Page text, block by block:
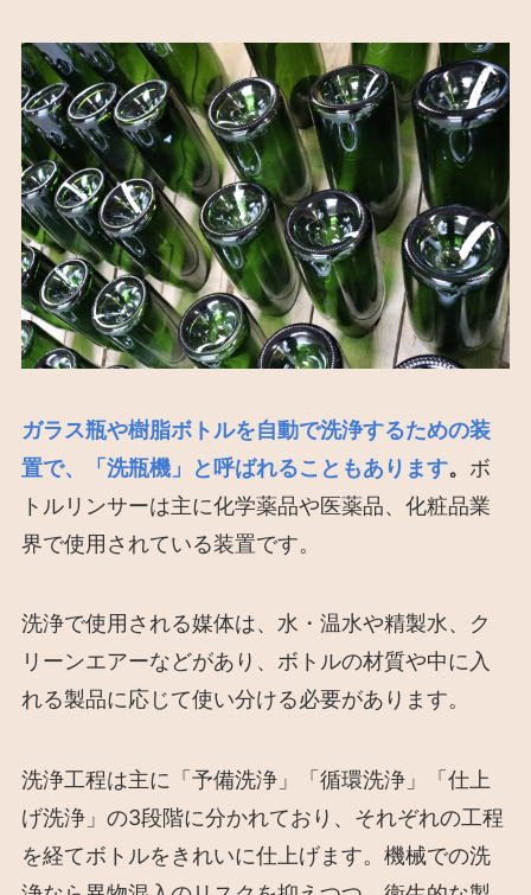
ガラス瓶や樹脂ボトルを自動で洗浄するための装
置で、「洗瓶機」と呼ばれることもあります。 ボ
トルリンサーは主に化学薬品や医薬品、化粧品業
界で使用されている装置です。
洗浄で使用される媒体は、水・温水や精製水、ク
リーンエアーなどがあり、ボトルの材質や中に入
れる製品に応じて使い分ける必要があります。
洗浄工程は主に「予備洗浄」「循環洗浄」「仕上
げ洗浄」の3段階に分かれており、それぞれの工程
を経てボトルをきれいに仕上げます。機械での洗